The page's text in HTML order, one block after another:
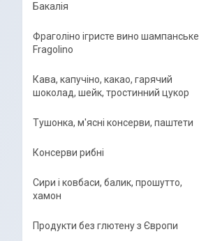
Бакалія
Фраголіно ігристе вино шампанське
Fragolino
Кава, капучіно, какао, гарячий
шоколад, шейк, тростинний цукор
Тушонка, м'ясні консерви, паштети
Консерви рибні
Сири і ковбаси, балик, прошутто,
хамон
Продукти без глютену з Європи